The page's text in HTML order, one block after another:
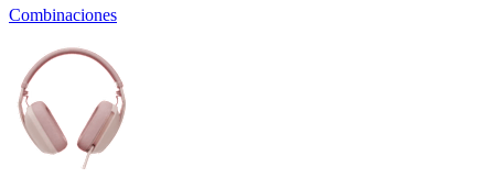
Combinaciones